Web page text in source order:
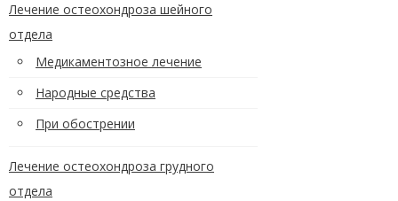
Лечение остеохондроза шейного
отдела
Медикаментозное лечение
Народные средства
При обострении
Лечение остеохондроза грудного
отдела